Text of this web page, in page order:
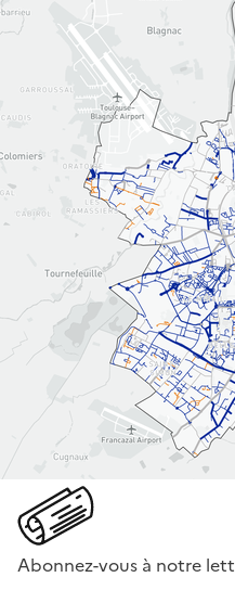
Abonnez-vous à notre